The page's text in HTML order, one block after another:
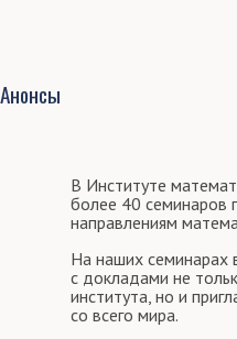
Анонсы
В Институте
более 40 семинаров
направлениям
На наших семинарах
с докладами не
института, но и
со всего мира.